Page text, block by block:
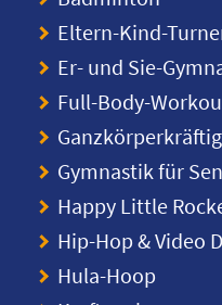
Eltern-Kind-
Er- und Sie-
Full-Body-
Gymnastik für
Happy Little
Hip-Hop & Video
Hula-Hoop